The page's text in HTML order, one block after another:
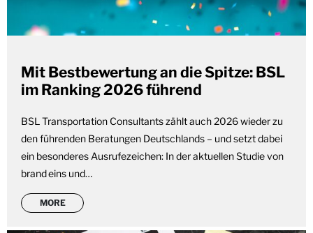
Mit Bestbewertung an die Spitze: BSL
im Ranking 2026 führend
BSL Transportation Consultants zählt auch 2026 wieder zu
den führenden Beratungen Deutschlands – und setzt dabei
ein besonderes Ausrufezeichen: In der aktuellen Studie von
brand eins und…
MORE